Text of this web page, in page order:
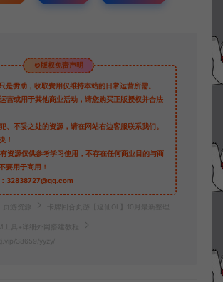
©版权免责声明
是赞助，收取费用仅维持本站的日常运营所需。
营或用于其他商业活动，请您购买正版授权并合法
、不妥之处的资源，请在网站右边客服联系我们。
！
资源仅供参考学习使用，不存在任何商业目的与商
要用于商用！
32838727@qq.com
页游资源 卡牌回合页游【逗仙OL】10月最新整理
工具+详细外网搭建教程
38659/yyzy/